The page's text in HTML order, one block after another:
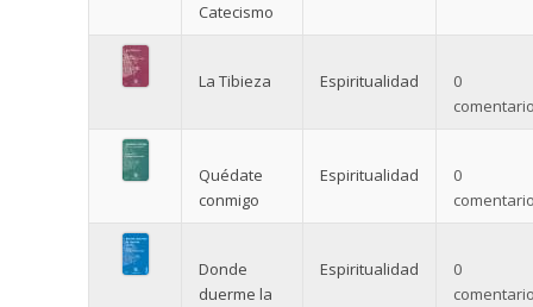
Catecismo
La Tibieza Espiritualidad
0
Quédate
conmigo
Espiritualidad
0
Donde
duerme la
Espiritualidad
0